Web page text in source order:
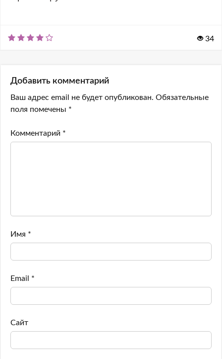
34
Добавить комментарий
Ваш адрес email не будет опубликован. Обязательные
поля помечены *
Комментарий *
Имя *
Email *
Сайт